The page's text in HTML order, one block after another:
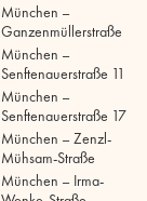
München –
Ganzenmüllerstraße
München –
Senftenauerstraße 11
München –
Senftenauerstraße 17
München – Zenzl-
Mühsam-Straße
München – Irma-